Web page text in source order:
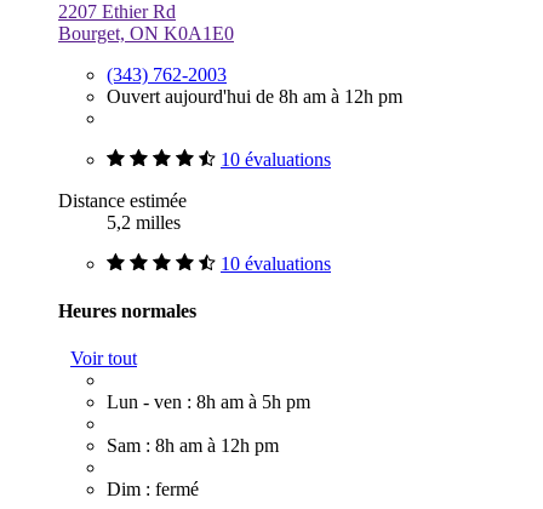
2207 Ethier Rd
Bourget, ON K0A1E0
(343) 762-2003
Ouvert aujourd'hui de 8h am à 12h pm
10 évaluations
Distance estimée
5,2 milles
10 évaluations
Heures normales
Voir tout
Lun - ven : 8h am à 5h pm
Sam : 8h am à 12h pm
Dim : fermé